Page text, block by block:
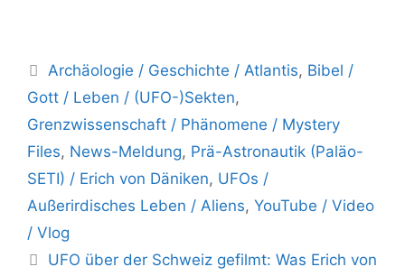
Kategorien
Archäologie / Geschichte / Atlantis, Bibel /
Gott / Leben / (UFO-)Sekten,
Grenzwissenschaft / Phänomene / Mystery
Files, News-Meldung, Prä-Astronautik (Paläo-
SETI) / Erich von Däniken, UFOs /
Außerirdisches Leben / Aliens, YouTube / Video
/ Vlog
UFO über der Schweiz gefilmt: Was Erich von